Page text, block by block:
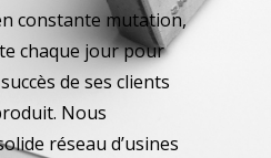
constante mutation,
chaque jour pour
de ses clients
Nous
réseau d’usines